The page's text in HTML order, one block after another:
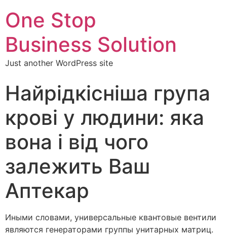
One Stop
Business Solution
Just another WordPress site
Найрідкісніша група
крові у людини: яка
вона і від чого
залежить Ваш
Аптекар
Иными словами, универсальные квантовые вентили
являются генераторами группы унитарных матриц.